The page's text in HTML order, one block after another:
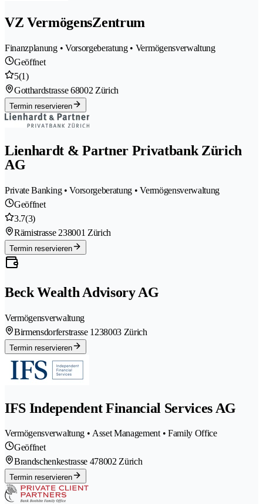
VZ VermögensZentrum
Finanzplanung • Vorsorgeberatung • Vermögensverwaltung
Geöffnet
5(1)
Gotthardstrasse 68002 Zürich
Termin reservieren
Lienhardt & Partner Privatbank Zürich
AG
Private Banking • Vorsorgeberatung • Vermögensverwaltung
Geöffnet
3.7(3)
Rämistrasse 238001 Zürich
Termin reservieren
Beck Wealth Advisory AG
Vermögensverwaltung
Birmensdorferstrasse 1238003 Zürich
Termin reservieren
IFS Independent Financial Services AG
Vermögensverwaltung • Asset Management • Family Office
Geöffnet
Brandschenkestrasse 478002 Zürich
Termin reservieren